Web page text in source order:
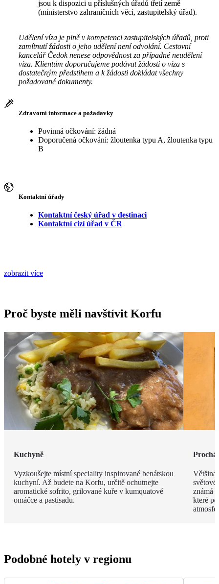
jsou k dispozici u příslušných úřadů třetí země
(ministerstvo zahraničních věcí, zastupitelský úřad).
Udělení víza je plně v kompetenci zastupitelských úřadů, proti
zamítnutí žádosti o jeho udělení není odvolání. Cestovní
kancelář Čedok nenese odpovědnost za případné neudělení
víza. Klientům doporučujeme podávat žádosti o víza s
dostatečným předstihem a k žádosti dokládat všechny
požadované dokumenty.
Zdravotní informace a požadavky
Povinná očkování: žádná
Doporučená očkování: žloutenka typu A, žloutenka typu
B
Kontaktní úřady
Kontaktní český úřad v destinaci
Kontaktní cizí úřad v ČR
zobrazit více
Proč byste měli navštívit Korfu
Kuchyně
Vyzkoušejte místní speciality inspirované benátskou
kuchyní. Až budete na Korfu, určitě ochutnejte
aromatické sofrito, grilované kuře v kumquatové
omáčce a pastisadu.
Většina
známá
které
Podobné hotely v regionu